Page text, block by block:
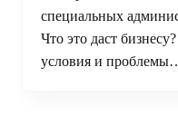
специальных
Что это даст
условия и